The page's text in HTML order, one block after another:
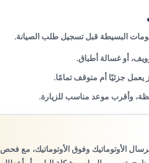
البسيطة قبل تسجيل طلب الصيانة.
أو غسالة أطباق.
جزئيًا أم متوقف تمامًا.
وأقرب موعد مناسب للزيارة.
الأوتوماتيك وفوق الأوتوماتيك، مع فحص